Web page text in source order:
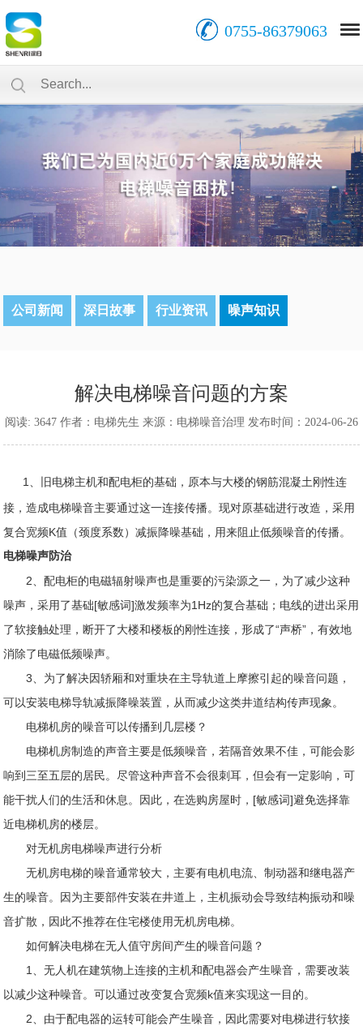
0755-86379063
公司新闻 深日故事 行业资讯 噪声知识
解决电梯噪音问题的方案
阅读: 3647 作者：电梯先生 来源：电梯噪音治理 发布时间：2024-06-26
1、旧电梯主机和配电柜的基础，原本与大楼的钢筋混凝土刚性连
接，造成电梯噪音主要通过这一连接传播。现对原基础进行改造，采用
复合宽频K值（颈度系数）减振降噪基础，用来阻止低频噪音的传播。
电梯噪声防治
2、配电柜的电磁辐射噪声也是重要的污染源之一，为了减少这种
噪声，采用了基础[敏感词]激发频率为1Hz的复合基础；电线的进出采用
了软接触处理，断开了大楼和楼板的刚性连接，形成了“声桥”，有效地
消除了电磁低频噪声。
3、为了解决因轿厢和对重块在主导轨道上摩擦引起的噪音问题，
可以安装电梯导轨减振降噪装置，从而减少这类井道结构传声现象。
电梯机房的噪音可以传播到几层楼？
电梯机房制造的声音主要是低频噪音，若隔音效果不佳，可能会影
响到三至五层的居民。尽管这种声音不会很刺耳，但会有一定影响，可
能干扰人们的生活和休息。因此，在选购房屋时，[敏感词]避免选择靠
近电梯机房的楼层。
对无机房电梯噪声进行分析
无机房电梯的噪音通常较大，主要有电机电流、制动器和继电器产
生的噪音。因为主要部件安装在井道上，主机振动会导致结构振动和噪
音扩散，因此不推荐在住宅楼使用无机房电梯。
如何解决电梯在无人值守房间产生的噪音问题？
1、无人机在建筑物上连接的主机和配电器会产生噪音，需要改装
以减少这种噪音。可以通过改变复合宽频k值来实现这一目的。
2、由于配电器的运转可能会产生噪音，因此需要对电梯进行软接